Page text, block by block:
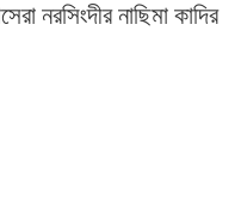
নরসিংদীর নাছিমা কাদির